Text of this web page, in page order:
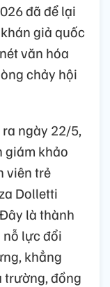
đã để lại
giả quốc
văn hóa
chảy hội
ngày 22/5,
giám khảo
viên trẻ
Dolletti
là thành
lực đổi
khẳng
trường, đồng